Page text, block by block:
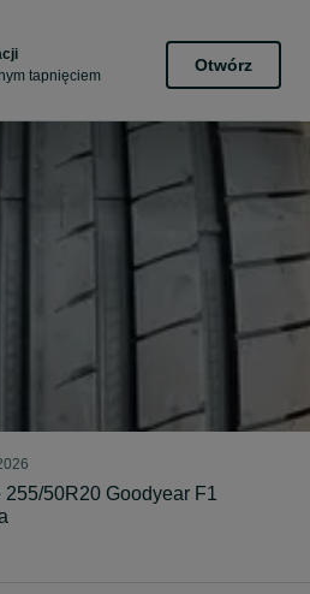
tapnięciem
Otwórz
50R20 Goodyear F1